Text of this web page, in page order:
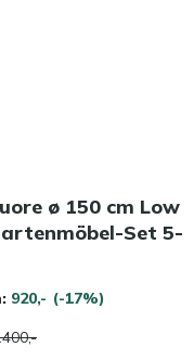
ø 150 cm Low
Set 5-
920,- (-17%)